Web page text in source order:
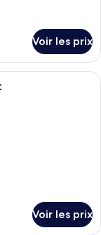
Voir les prix
avec une table à
Voir les prix